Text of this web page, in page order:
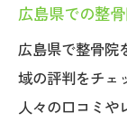
広島県での整
広島県で整骨院
域の評判をチェ
人々の口コミや